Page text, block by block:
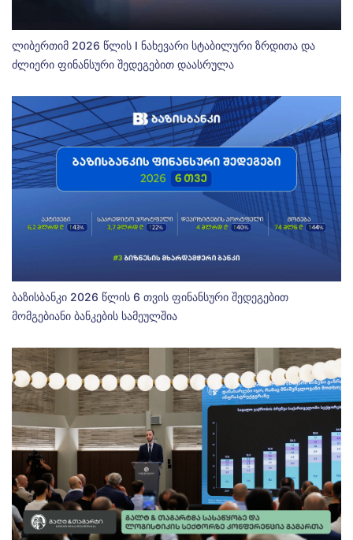
ლიბერთიმ 2026 წლის I ნახევარი სტაბილური ზრდითა და
ძლიერი ფინანსური შედეგებით დაასრულა
ბაზისბანკი 2026 წლის 6 თვის ფინანსური შედეგებით
მომგებიანი ბანკების სამეულშია